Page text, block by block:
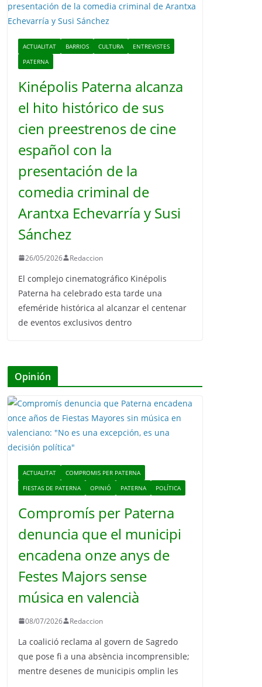
ACTUALITAT BARRIOS CULTURA
ENTREVISTES
PATERNA
Kinépolis Paterna alcanza
el hito histórico de sus
cien preestrenos de cine
español con la
presentación de la
comedia criminal de
Arantxa Echevarría y Susi
Sánchez
26/05/2026 Redaccion
El complejo cinematográfico Kinépolis
Paterna ha celebrado esta tarde una
efeméride histórica al alcanzar el centenar
de eventos exclusivos dentro
Opinión
ACTUALITAT
COMPROMIS PER PATERNA
FIESTAS DE PATERNA
OPINIÓ PATERNA POLÍTICA
Compromís per Paterna
denuncia que el municipi
encadena onze anys de
Festes Majors sense
música en valencià
08/07/2026 Redaccion
La coalició reclama al govern de Sagredo
que pose fi a una absència incomprensible;
mentre desenes de municipis omplin les